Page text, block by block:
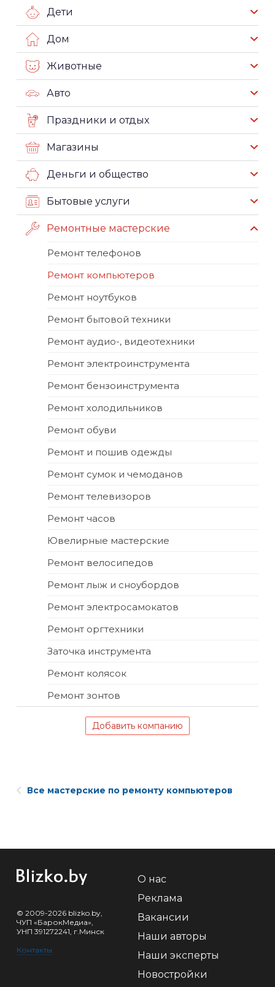
Дети
Дом
Животные
Авто
Праздники и отдых
Магазины
Деньги и общество
Бытовые услуги
Ремонтные мастерские
Ремонт телефонов
Ремонт компьютеров
Ремонт ноутбуков
Ремонт бытовой техники
Ремонт аудио-, видеотехники
Ремонт электроинструмента
Ремонт бензоинструмента
Ремонт холодильников
Ремонт обуви
Ремонт и пошив одежды
Ремонт сумок и чемоданов
Ремонт телевизоров
Ремонт часов
Ювелирные мастерские
Ремонт велосипедов
Ремонт лыж и сноубордов
Ремонт электросамокатов
Ремонт оргтехники
Заточка инструмента
Ремонт колясок
Ремонт зонтов
Добавить компанию
Все мастерские по ремонту компьютеров
© 2009-2026 blizko.by,
ЧУП «БарокМедиа»,
УНП 391272241, г.Минск
Контакты
О нас
Реклама
Вакансии
Наши авторы
Наши эксперты
Новостройки